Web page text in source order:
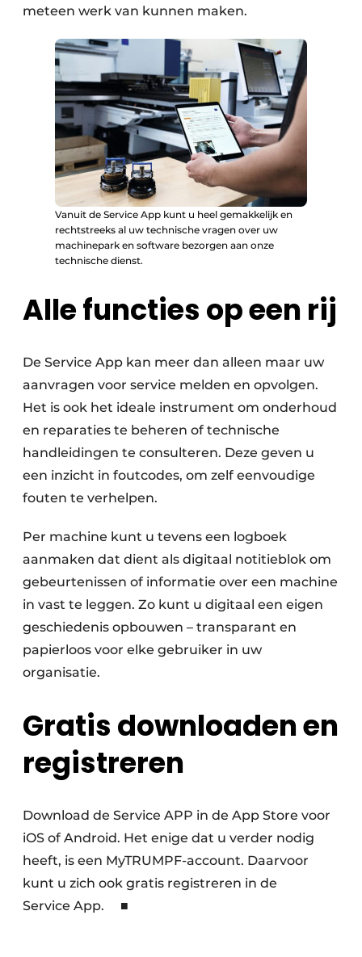
meteen werk van kunnen maken.
Vanuit de Service App kunt u heel gemakkelijk en
rechtstreeks al uw technische vragen over uw
machinepark en software bezorgen aan onze
technische dienst.
Alle functies op een rij
De Service App kan meer dan alleen maar uw
aanvragen voor service melden en opvolgen.
Het is ook het ideale instrument om onderhoud
en reparaties te beheren of technische
handleidingen te consulteren. Deze geven u
een inzicht in foutcodes, om zelf eenvoudige
fouten te verhelpen.
Per machine kunt u tevens een logboek
aanmaken dat dient als digitaal notitieblok om
gebeurtenissen of informatie over een machine
in vast te leggen. Zo kunt u digitaal een eigen
geschiedenis opbouwen – transparant en
papierloos voor elke gebruiker in uw
organisatie.
Gratis downloaden en
registreren
Download de Service APP in de App Store voor
iOS of Android. Het enige dat u verder nodig
heeft, is een MyTRUMPF-account. Daarvoor
kunt u zich ook gratis registreren in de
Service App. ■